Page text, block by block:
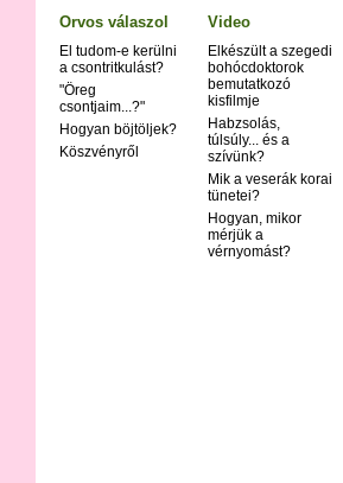
Orvos válaszol
El tudom-e kerülni
a csontritkulást?
"Öreg
csontjaim...?"
Hogyan böjtöljek?
Köszvényről
Video
Elkészült a szegedi
bohócdoktorok
bemutatkozó
kisfilmje
Habzsolás,
túlsúly... és a
szívünk?
Mik a veserák korai
tünetei?
Hogyan, mikor
mérjük a
vérnyomást?